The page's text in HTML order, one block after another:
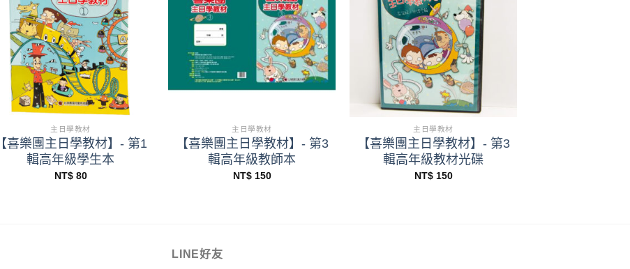
主日學教材
【喜樂團主日學教材】- 第1
輯高年級學生本
NT$80
主日學教材
【喜樂團主日學教材】- 第3
輯高年級教師本
NT$150
主日學教材
【喜樂團主日學教材】- 第3
輯高年級教材光碟
NT$150
LINE好友